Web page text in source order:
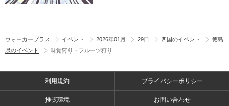
ウォーカープラス イベント 2026年01月 29日 四国のイベント
徳島
県のイベント
味覚狩り・フルーツ狩り
利用規約 プライバシーポリシー
推奨環境 お問い合わせ